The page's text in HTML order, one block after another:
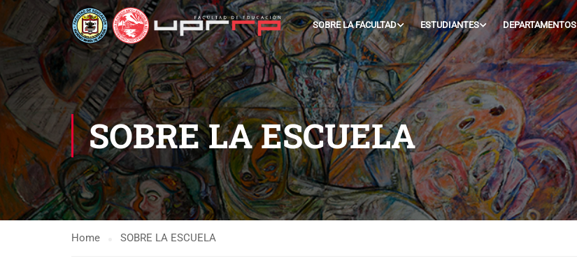
SOBRE LA FACULTAD ESTUDIANTES DEPARTAMENTOS
SOBRE LA ESCUELA
Home SOBRE LA ESCUELA